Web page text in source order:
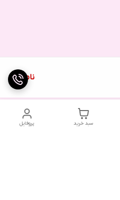
ناموجود
پروفایل سبد خرید